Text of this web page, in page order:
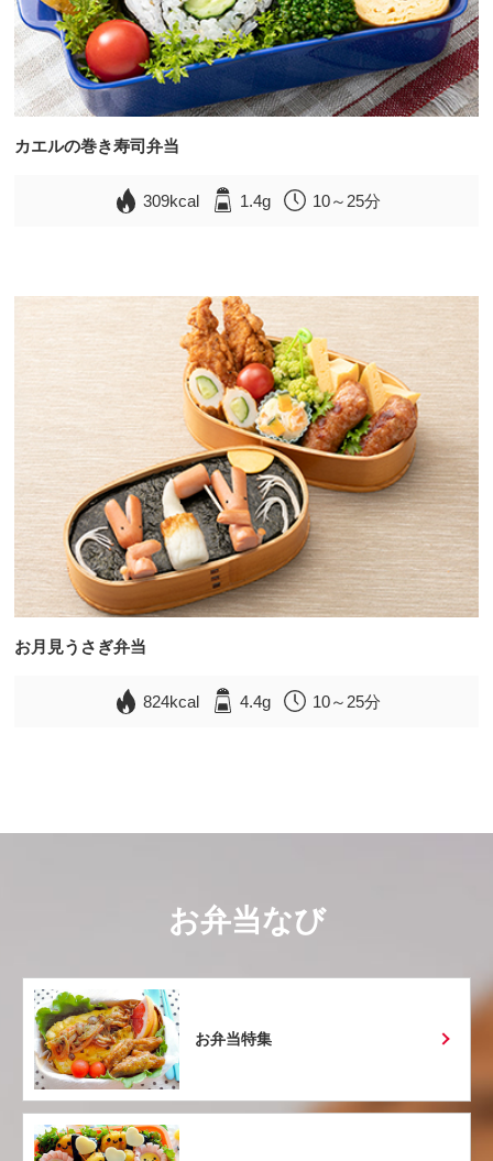
カエルの巻き寿司弁当
309kcal 1.4g 10～25分
お月見うさぎ弁当
824kcal 4.4g 10～25分
お弁当なび
お弁当特集